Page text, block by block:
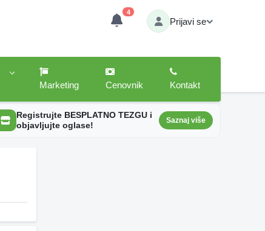
4
Prijavi se
Marketing
Cenovnik Kontakt
Registrujte BESPLATNO TEZGU i
objavljujte oglase!
Saznaj više